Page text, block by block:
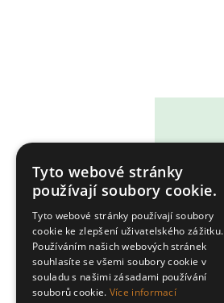
Tyto webové stránky
používají soubory cookie.
Tyto webové stránky používají soubory
cookie ke zlepšení uživatelského zážitku.
Používáním našich webových stránek
souhlasíte se všemi soubory cookie v
souladu s našimi zásadami používání
souborů cookie. Více informací